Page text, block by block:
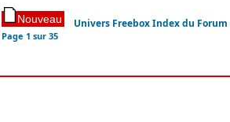
Univers Freebox Index du Forum
Page1 sur35